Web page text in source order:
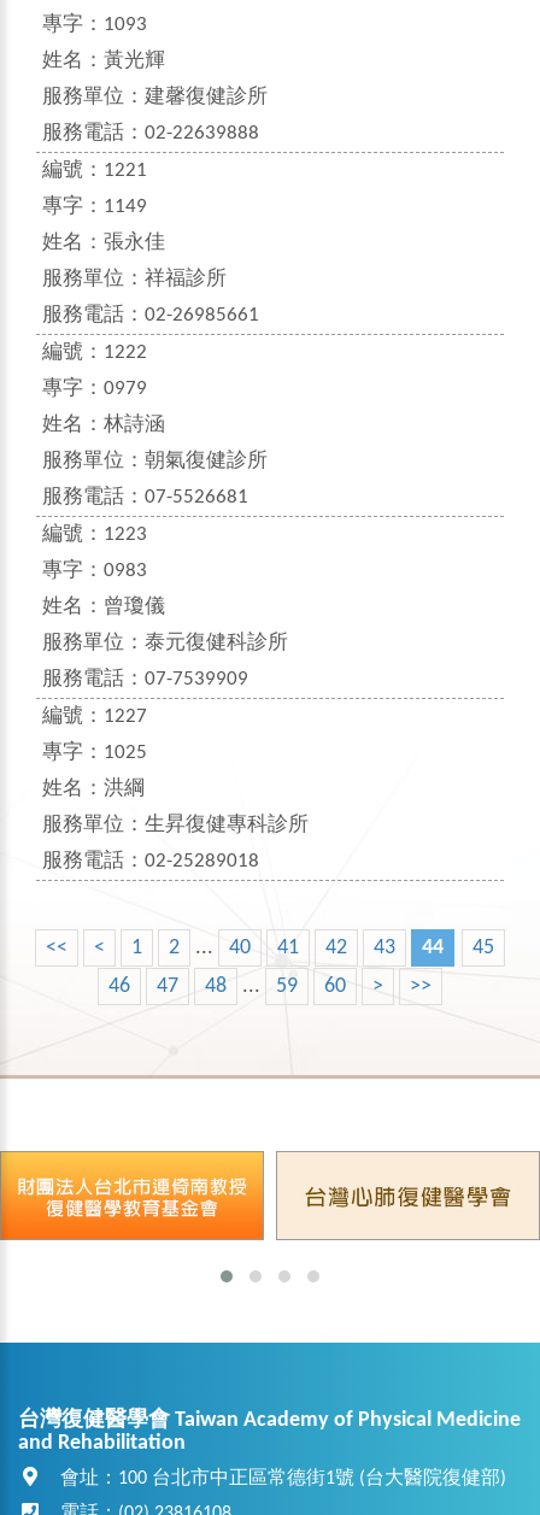
專字： 1093
姓名： 黃光輝
服務單位： 建馨復健診所
服務電話： 02-22639888
編號： 1221
專字： 1149
姓名： 張永佳
服務單位： 祥福診所
服務電話： 02-26985661
編號： 1222
專字： 0979
姓名： 林詩涵
服務單位： 朝氣復健診所
服務電話： 07-5526681
編號： 1223
專字： 0983
姓名： 曾瓊儀
服務單位： 泰元復健科診所
服務電話： 07-7539909
編號： 1227
專字： 1025
姓名： 洪綱
服務單位： 生昇復健專科診所
服務電話： 02-25289018
<< < 1 2 ... 40 41 42 43 44
45
46
47 48 ... 59 60 > >>
台灣復健醫學會 Taiwan Academy of Physical Medicine
and Rehabilitation
會址：100 台北市中正區常德街1號 (台大醫院復健部)